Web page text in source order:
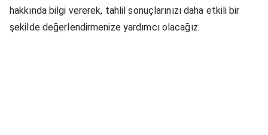
hakkında bilgi vererek, tahlil sonuçlarınızı daha etkili bir
şekilde değerlendirmenize yardımcı olacağız.